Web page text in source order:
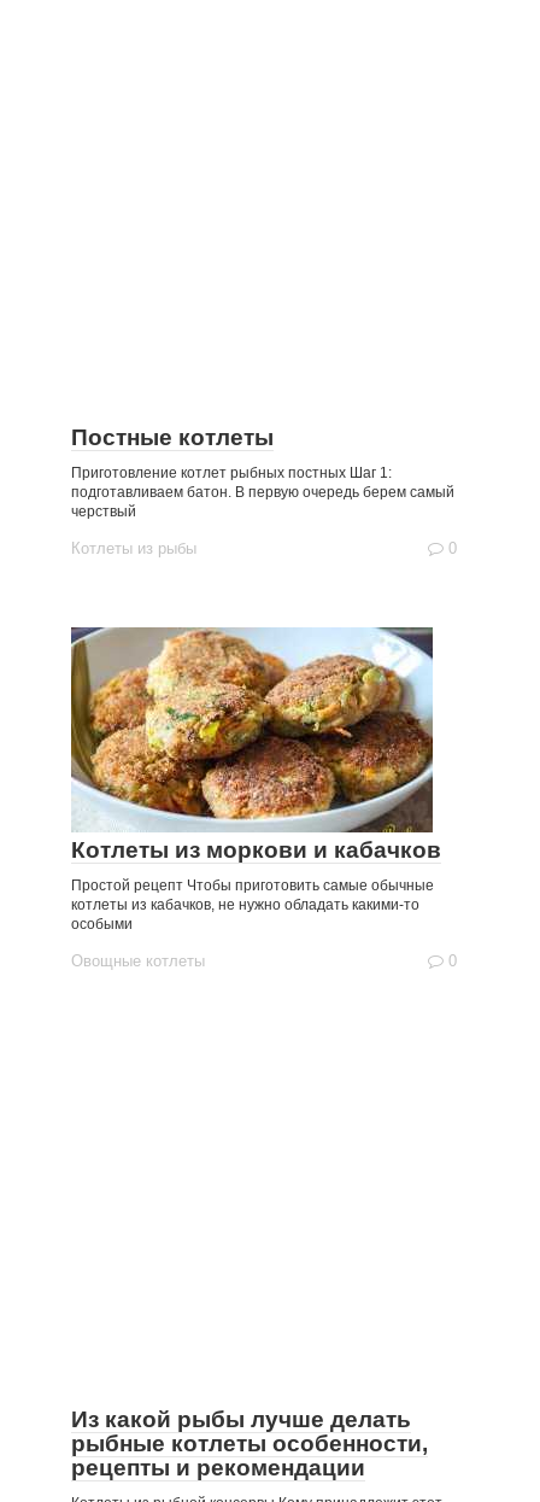
Постные котлеты
Приготовление котлет рыбных постных Шаг 1:
подготавливаем батон. В первую очередь берем самый
черствый
Котлеты из рыбы 0
Котлеты из моркови и кабачков
Простой рецепт Чтобы приготовить самые обычные
котлеты из кабачков, не нужно обладать какими-то
особыми
Овощные котлеты 0
Из какой рыбы лучше делать
рыбные котлеты особенности,
рецепты и рекомендации